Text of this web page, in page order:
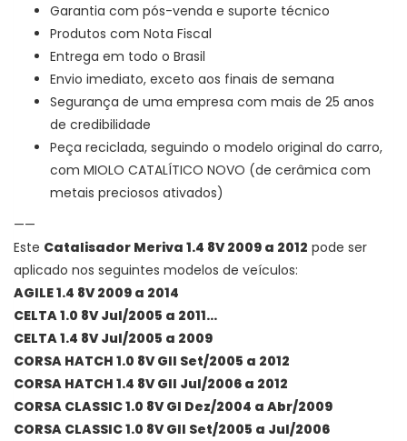
Garantia com pós-venda e suporte técnico
Produtos com Nota Fiscal
Entrega em todo o Brasil
Envio imediato, exceto aos finais de semana
Segurança de uma empresa com mais de 25 anos
de credibilidade
Peça reciclada, seguindo o modelo original do carro,
com MIOLO CATALÍTICO NOVO (de cerâmica com
metais preciosos ativados)
——
Este Catalisador Meriva 1.4 8V 2009 a 2012 pode ser
aplicado nos seguintes modelos de veículos:
AGILE 1.4 8V 2009 a 2014
CELTA 1.0 8V Jul/2005 a 2011…
CELTA 1.4 8V Jul/2005 a 2009
CORSA HATCH 1.0 8V GII Set/2005 a 2012
CORSA HATCH 1.4 8V GII Jul/2006 a 2012
CORSA CLASSIC 1.0 8V GI Dez/2004 a Abr/2009
CORSA CLASSIC 1.0 8V GII Set/2005 a Jul/2006